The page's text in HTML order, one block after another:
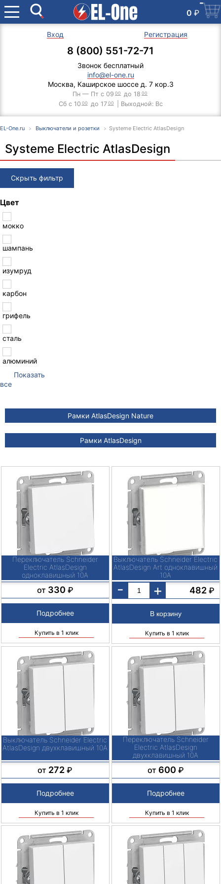
0 ₽
Вход Регистрация
8 (800) 551-72-71
Звонок бесплатный
info@el-one.ru
Москва, Каширское шоссе д. 7 кор.3
Пн — Пт с 09 00 до 18 00
Сб с 10 00 до 17 00 | Выходной: Вс
EL-One.ru Выключатели и розетки Systeme Electric AtlasDesign
Systeme Electric AtlasDesign
Скрыть фильтр
Цвет
мокко
шампань
изумруд
карбон
грифель
сталь
алюминий
Показать
все
Рамки AtlasDesign Nature
Рамки AtlasDesign
Переключатель Schneider
Electric AtlasDesign
одноклавишный 10А
от 330 ₽
Подробнее
Купить в 1 клик
Выключатель Schneider Electric
AtlasDesign Art одноклавишный
10А
- + 482 ₽
Купить в 1 клик
Выключатель Schneider Electric
AtlasDesign двухклавишный 10А
от 272₽
Подробнее
Купить в 1 клик
Переключатель Schneider
Electric AtlasDesign
двухклавишный 10А
от 600 ₽
Подробнее
Купить в 1 клик